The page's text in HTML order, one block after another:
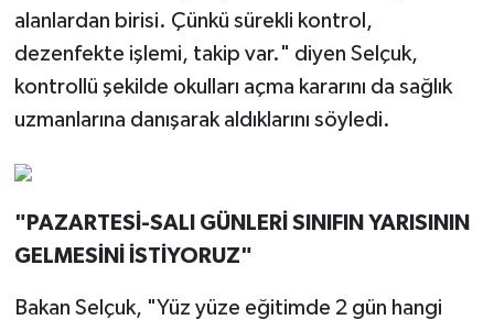
alanlardan birisi. Çünkü sürekli kontrol,
dezenfekte işlemi, takip var." diyen Selçuk,
kontrollü şekilde okulları açma kararını da sağlık
uzmanlarına danışarak aldıklarını söyledi.
"PAZARTESİ-SALI GÜNLERİ SINIFIN YARISININ
GELMESİNİ İSTİYORUZ"
Bakan Selçuk, "Yüz yüze eğitimde 2 gün hangi